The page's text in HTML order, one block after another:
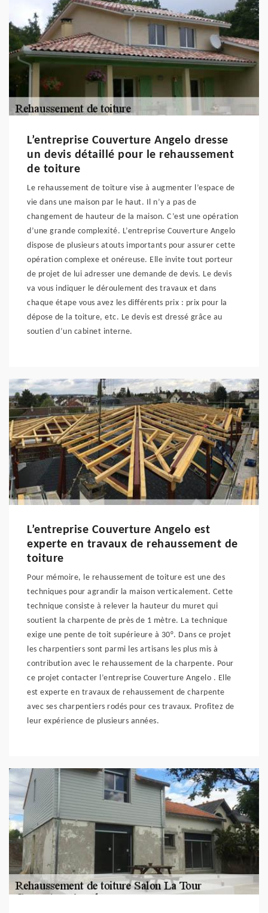
L’entreprise Couverture Angelo dresse
un devis détaillé pour le rehaussement
de toiture
Le rehaussement de toiture vise à augmenter l’espace de
vie dans une maison par le haut. Il n’y a pas de
changement de hauteur de la maison. C’est une opération
d’une grande complexité. L’entreprise Couverture Angelo
dispose de plusieurs atouts importants pour assurer cette
opération complexe et onéreuse. Elle invite tout porteur
de projet de lui adresser une demande de devis. Le devis
va vous indiquer le déroulement des travaux et dans
chaque étape vous avez les différents prix : prix pour la
dépose de la toiture, etc. Le devis est dressé grâce au
soutien d’un cabinet interne.
L’entreprise Couverture Angelo est
experte en travaux de rehaussement de
toiture
Pour mémoire, le rehaussement de toiture est une des
techniques pour agrandir la maison verticalement. Cette
technique consiste à relever la hauteur du muret qui
soutient la charpente de près de 1 mètre. La technique
exige une pente de toit supérieure à 30°. Dans ce projet
les charpentiers sont parmi les artisans les plus mis à
contribution avec le rehaussement de la charpente. Pour
ce projet contacter l’entreprise Couverture Angelo . Elle
est experte en travaux de rehaussement de charpente
avec ses charpentiers rodés pour ces travaux. Profitez de
leur expérience de plusieurs années.